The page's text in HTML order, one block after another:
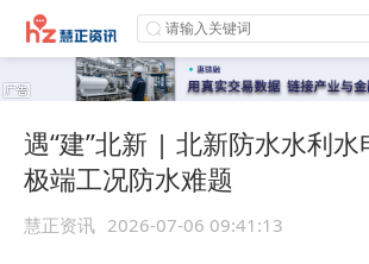
遇“建”北新 | 北新防水水利
极端工况防水难题
慧正资讯 2026-07-06 09:41:13